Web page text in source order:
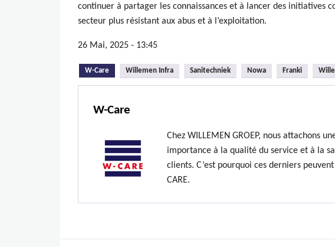
continuer à partager les connaissances et à lancer des initiatives
secteur plus résistant aux abus et à l’exploitation.
26 Mai, 2025 - 13:45
W-Care (onglet actif)
Willemen Infra Sanitechniek Nowa Franki
W-Care
Chez WILLEMEN GROEP, nous attachons
importance à la qualité du service et à la
clients. C’est pourquoi ces derniers
CARE.